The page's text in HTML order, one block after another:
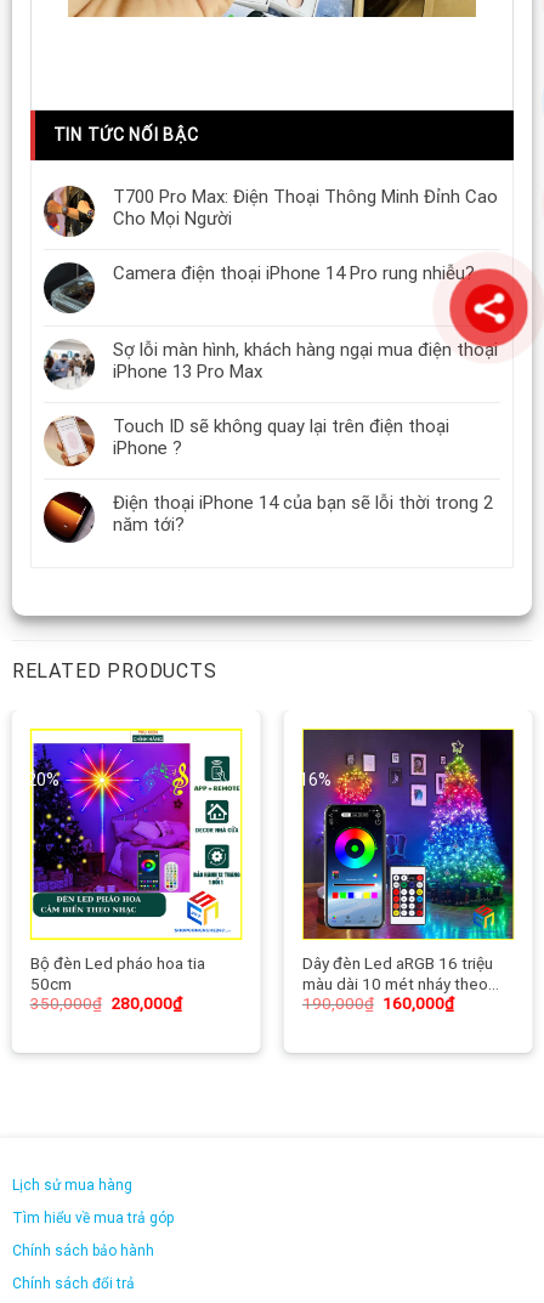
TIN TỨC NỐI BẬC
T700 Pro Max: Điện Thoại Thông Minh Đỉnh Cao
Cho Mọi Người
Camera điện thoại iPhone 14 Pro rung nhiễu?
Sợ lỗi màn hình, khách hàng ngại mua điện thoại
iPhone 13 Pro Max
Touch ID sẽ không quay lại trên điện thoại
iPhone ?
Điện thoại iPhone 14 của bạn sẽ lỗi thời trong 2
năm tới?
RELATED PRODUCTS
-20%
Bộ đèn Led pháo hoa tia
50cm
350,000₫ 280,000₫
-16%
Dây đèn Led aRGB 16 triệu
màu dài 10 mét nháy theo
nhạc
190,000₫ 160,000₫
Lịch sử mua hàng
Tìm hiểu về mua trả góp
Chính sách bảo hành
Chính sách đổi trả